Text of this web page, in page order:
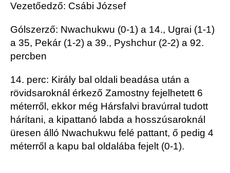
Vezetőedző: Csábi József
Gólszerző: Nwachukwu (0-1) a 14., Ugrai (1-1)
a 35, Pekár (1-2) a 39., Pyshchur (2-2) a 92.
percben
14. perc: Király bal oldali beadása után a
rövidsaroknál érkező Zamostny fejelhetett 6
méterről, ekkor még Hársfalvi bravúrral tudott
hárítani, a kipattanó labda a hosszúsaroknál
üresen álló Nwachukwu felé pattant, ő pedig 4
méterről a kapu bal oldalába fejelt (0-1).